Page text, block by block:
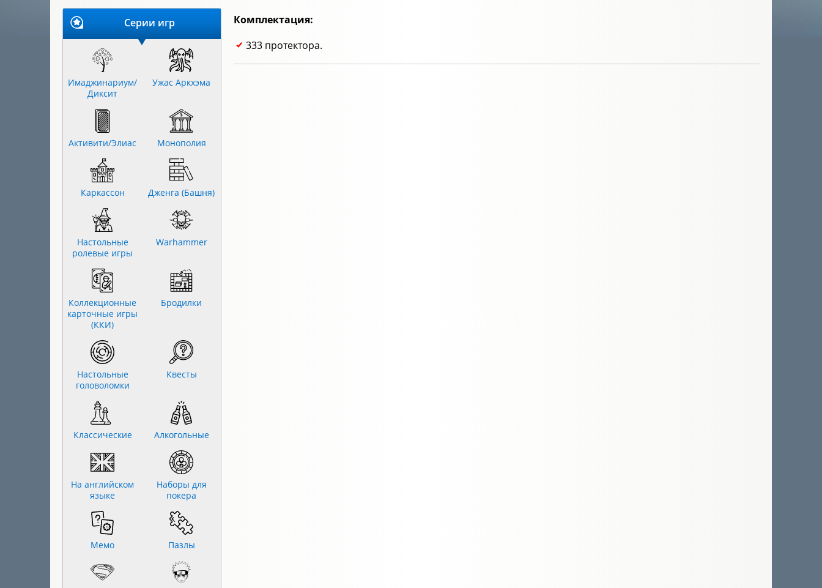
Комплектация:
333 протектора.
Серии игр
Имаджинариум/
Диксит
Ужас Аркхэма
Активити/Элиас Монополия
Каркассон Дженга (Башня)
Настольные
ролевые игры
Warhammer
Коллекционные
карточные игры
(ККИ)
Бродилки
Настольные
головоломки
Квесты
Классические Алкогольные
На английском
языке
Наборы для
покера
Мемо Пазлы